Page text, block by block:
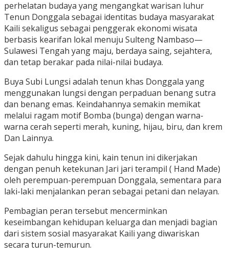
perhelatan budaya yang mengangkat warisan luhur
Tenun Donggala sebagai identitas budaya masyarakat
Kaili sekaligus sebagai penggerak ekonomi wisata
berbasis kearifan lokal menuju Sulteng Nambaso—
Sulawesi Tengah yang maju, berdaya saing, sejahtera,
dan tetap berakar pada nilai-nilai budaya.
Buya Subi Lungsi adalah tenun khas Donggala yang
menggunakan lungsi dengan perpaduan benang sutra
dan benang emas. Keindahannya semakin memikat
melalui ragam motif Bomba (bunga) dengan warna-
warna cerah seperti merah, kuning, hijau, biru, dan krem
Dan Lainnya.
Sejak dahulu hingga kini, kain tenun ini dikerjakan
dengan penuh ketekunan Jari jari terampil ( Hand Made)
oleh perempuan-perempuan Donggala, sementara para
laki-laki menjalankan peran sebagai petani dan nelayan.
Pembagian peran tersebut mencerminkan
keseimbangan kehidupan keluarga dan menjadi bagian
dari sistem sosial masyarakat Kaili yang diwariskan
secara turun-temurun.